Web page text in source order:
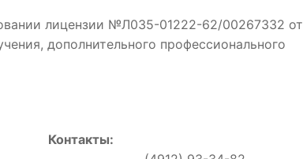
лицензии №Л035-01222-62/00267332 от
дополнительного профессионального